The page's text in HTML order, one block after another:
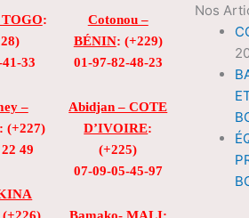
:
33
–
: (+227)
49
Cotonou –
BÉNIN: (+229)
01-97-82-48-23
Abidjan – COTE
D’IVOIRE:
(+225)
07-09-05-45-97
Nos